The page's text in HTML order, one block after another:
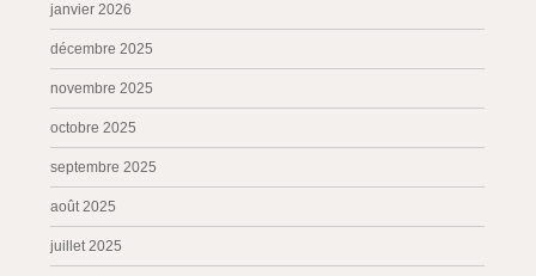
janvier 2026
décembre 2025
novembre 2025
octobre 2025
septembre 2025
août 2025
juillet 2025